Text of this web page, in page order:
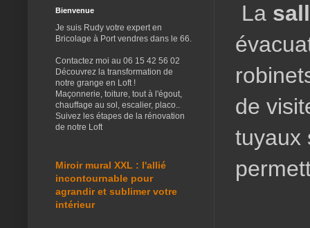
La
de
tuyaux
Bienvenue
Je suis Rudy votre expert en
Bricolage à Port vendres dans le 66.
Contactez moi au 06 15 42 56 02
Découvrez la transformation de
notre grange en Loft !
Maçonnerie, toiture, tout à l'égout,
chauffage au sol, escalier, placo..
Suivez les étapes de la rénovation
de notre Loft
Miroir mural XXL : l'allié
incontournable pour
agrandir et sublimer votre
intérieur